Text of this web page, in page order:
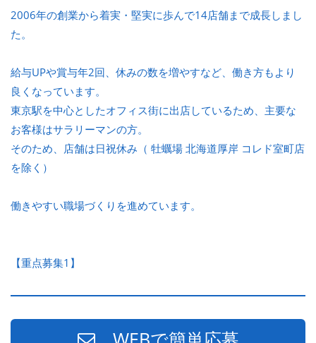
2006年の創業から着実・堅実に歩んで14店舗まで成長しまし
た。
給与UPや賞与年2回、休みの数を増やすなど、働き方もより
良くなっています。
東京駅を中心としたオフィス街に出店しているため、主要な
お客様はサラリーマンの方。
そのため、店舗は日祝休み（ 牡蠣場 北海道厚岸 コレド室町店
を除く）
働きやすい職場づくりを進めています。
【重点募集1】